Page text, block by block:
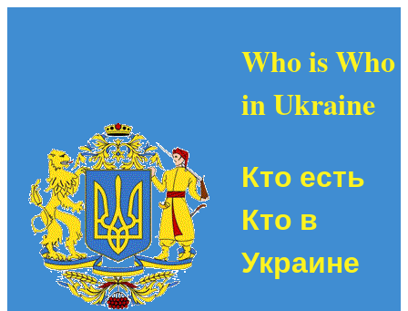
Who is Who
in Ukraine
Кто есть
Кто в
Украине